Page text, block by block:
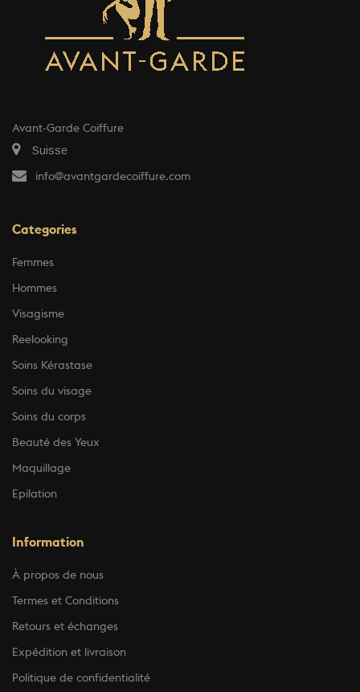
Avant-Garde Coiffure
Suisse
info@avantgardecoiffure.com
Categories
Femmes
Hommes
Visagisme
Reelooking
Soins Kérastase
Soins du visage
Soins du corps
Beauté des Yeux
Maquillage
Epilation
Information
À propos de nous
Termes et Conditions
Retours et échanges
Expédition et livraison
Politique de confidentialité